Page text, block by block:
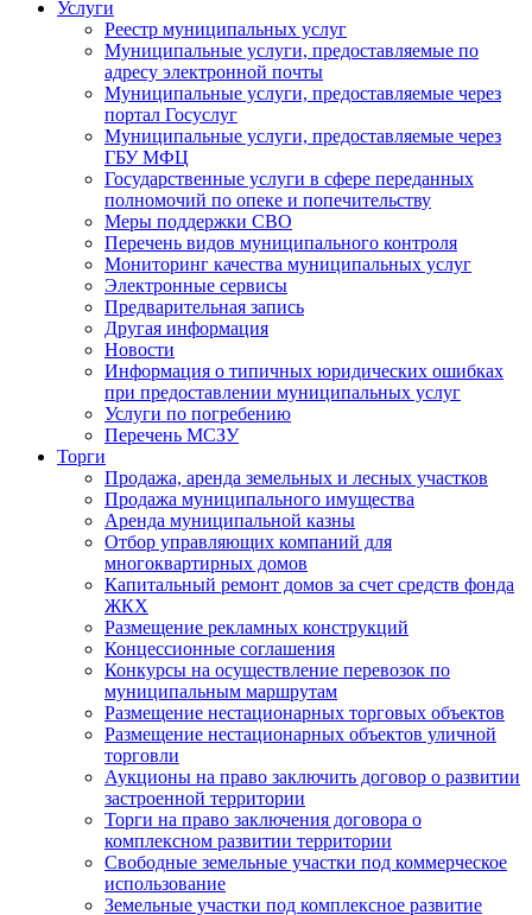
Услуги
Реестр муниципальных услуг
Муниципальные услуги, предоставляемые по
адресу электронной почты
Муниципальные услуги, предоставляемые через
портал Госуслуг
Муниципальные услуги, предоставляемые через
ГБУ МФЦ
Государственные услуги в сфере переданных
полномочий по опеке и попечительству
Меры поддержки СВО
Перечень видов муниципального контроля
Мониторинг качества муниципальных услуг
Электронные сервисы
Предварительная запись
Другая информация
Новости
Информация о типичных юридических ошибках
при предоставлении муниципальных услуг
Услуги по погребению
Перечень МСЗУ
Торги
Продажа, аренда земельных и лесных участков
Продажа муниципального имущества
Аренда муниципальной казны
Отбор управляющих компаний для
многоквартирных домов
Капитальный ремонт домов за счет средств фонда
ЖКХ
Размещение рекламных конструкций
Концессионные соглашения
Конкурсы на осуществление перевозок по
муниципальным маршрутам
Размещение нестационарных торговых объектов
Размещение нестационарных объектов уличной
торговли
Аукционы на право заключить договор о развитии
застроенной территории
Торги на право заключения договора о
комплексном развитии территории
Свободные земельные участки под коммерческое
использование
Земельные участки под комплексное развитие